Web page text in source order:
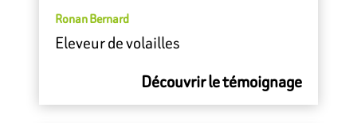
Ronan Bernard
Eleveur de volailles
Découvrir le témoignage